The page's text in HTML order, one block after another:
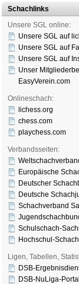
Schachlinks
Unsere SGL online:
Unsere SGL auf
Unsere SGL auf
Unsere SGL auf
Unser
EasyVerein.com
Onlineschach:
lichess.org
chess.com
playchess.com
Verbandsseiten:
Europäische
Deutscher
Deutsche
Schachverband
Schulschach-
Hochschul-
Ligen, Tabellen,
DSB-
DSB-NuLiga-Portal